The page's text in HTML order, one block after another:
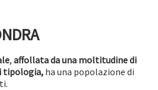
, affollata da una moltitudine di
tipologia,ha una popolazione di